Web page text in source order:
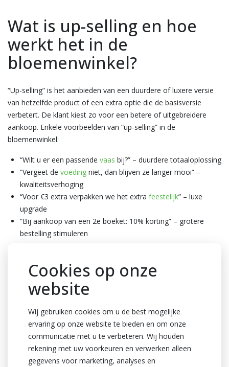
Wat is up-selling en hoe
werkt het in de
bloemenwinkel?
“Up-selling” is het aanbieden van een duurdere of luxere versie
van hetzelfde product of een extra optie die de basisversie
verbetert. De klant kiest zo voor een betere of uitgebreidere
aankoop. Enkele voorbeelden van “up-selling” in de
bloemenwinkel:
“Wilt u er een passende vaas bij?” – duurdere totaaloplossing
“Vergeet de voeding niet, dan blijven ze langer mooi” –
kwaliteitsverhoging
“Voor €3 extra verpakken we het extra feestelijk” – luxe
upgrade
“Bij aankoop van een 2e boeket: 10% korting” – grotere
bestelling stimuleren
Wat is cross-selling en
waarom is het zo effectief?
"Cross-selling" is het aanbieden van aanvullende, gerelateerde
producten die bij de oorspronkelijke aankoop passen. De klant
koopt extra producten die logisch aansluiten. Enkele
voorbeelden van “cross-selling” in de bloemenwinkel:
Cookies op onze
website
Wij gebruiken cookies om u de best mogelijke
ervaring op onze website te bieden en om onze
communicatie met u te verbeteren. Wij houden
rekening met uw voorkeuren en verwerken alleen
gegevens voor marketing, analyses en